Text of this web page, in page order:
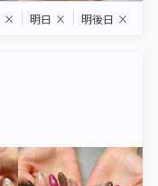
× 明日 × 明後日 ×